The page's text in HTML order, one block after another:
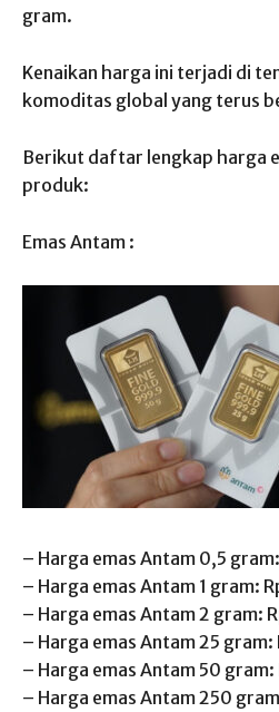
gram.
Kenaikan harga ini terjadi di
komoditas global yang terus
Berikut daftar lengkap harga
produk:
Emas Antam :
– Harga emas Antam 0,5
– Harga emas Antam 1 gram:
– Harga emas Antam 2 gram:
– Harga emas Antam 25
– Harga emas Antam 50
– Harga emas Antam 250